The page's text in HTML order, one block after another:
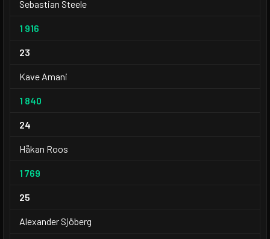
Sebastian Steele
1 916
23
Kave Amani
1 840
24
Håkan Roos
1 769
25
Alexander Sjöberg